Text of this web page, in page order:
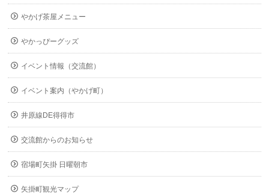
やかげ茶屋メニュー
やかっぴーグッズ
イベント情報（交流館）
イベント案内（やかげ町）
井原線DE得得市
交流館からのお知らせ
宿場町矢掛 日曜朝市
矢掛町観光マップ